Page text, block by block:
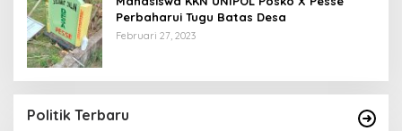
Perbaharui Tugu Batas Desa
Februari 27, 2023
Politik Terbaru